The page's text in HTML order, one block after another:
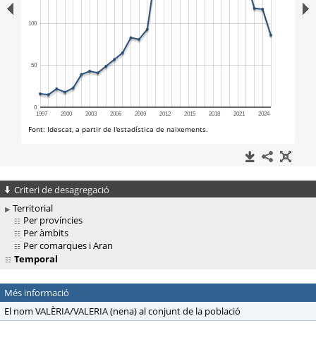
Criteri de desagregació
Territorial
Per províncies
Per àmbits
Per comarques i Aran
Temporal
Més informació
El nom VALÈRIA/VALERIA (nena) al conjunt de la població